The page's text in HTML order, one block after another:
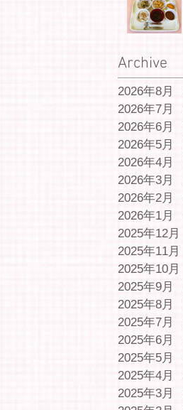
Archive
2026年8月
2026年7月
2026年6月
2026年5月
2026年4月
2026年3月
2026年2月
2026年1月
2025年12月
2025年11月
2025年10月
2025年9月
2025年8月
2025年7月
2025年6月
2025年5月
2025年4月
2025年3月